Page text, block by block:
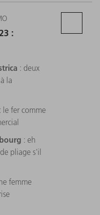
:
: deux
la
: le fer comme
: eh
pliage s'il
femme